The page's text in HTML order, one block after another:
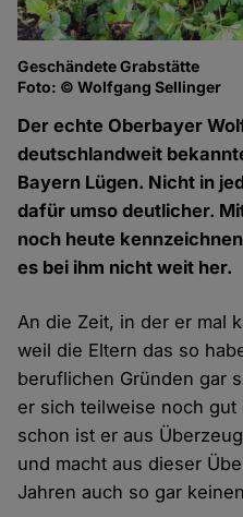
Geschändete Grabstätte
Foto: © Wolfgang Sellinger
Der echte Oberbayer
deutschlandweit
Bayern Lügen. Nicht in
dafür umso deutlicher.
noch heute
es bei ihm nicht weit her.
An die Zeit, in der er mal
weil die Eltern das so
beruflichen Gründen gar
er sich teilweise noch gut
schon ist er aus
und macht aus dieser
Jahren auch so gar